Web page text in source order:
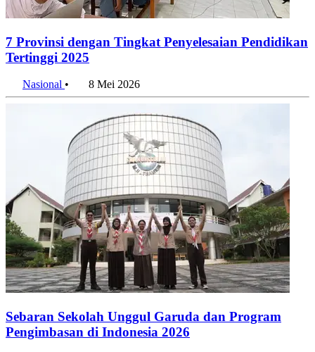
7 Provinsi dengan Tingkat Penyelesaian Pendidikan
Tertinggi 2025
Nasional • 8 Mei 2026
Sebaran Sekolah Unggul Garuda dan Program
Pengimbasan di Indonesia 2026